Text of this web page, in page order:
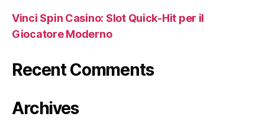
Vinci Spin Casino: Slot Quick‑Hit per il
Giocatore Moderno
Recent Comments
Archives